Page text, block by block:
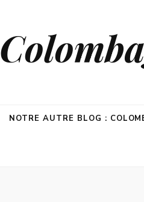
NOTRE AUTRE BLOG :